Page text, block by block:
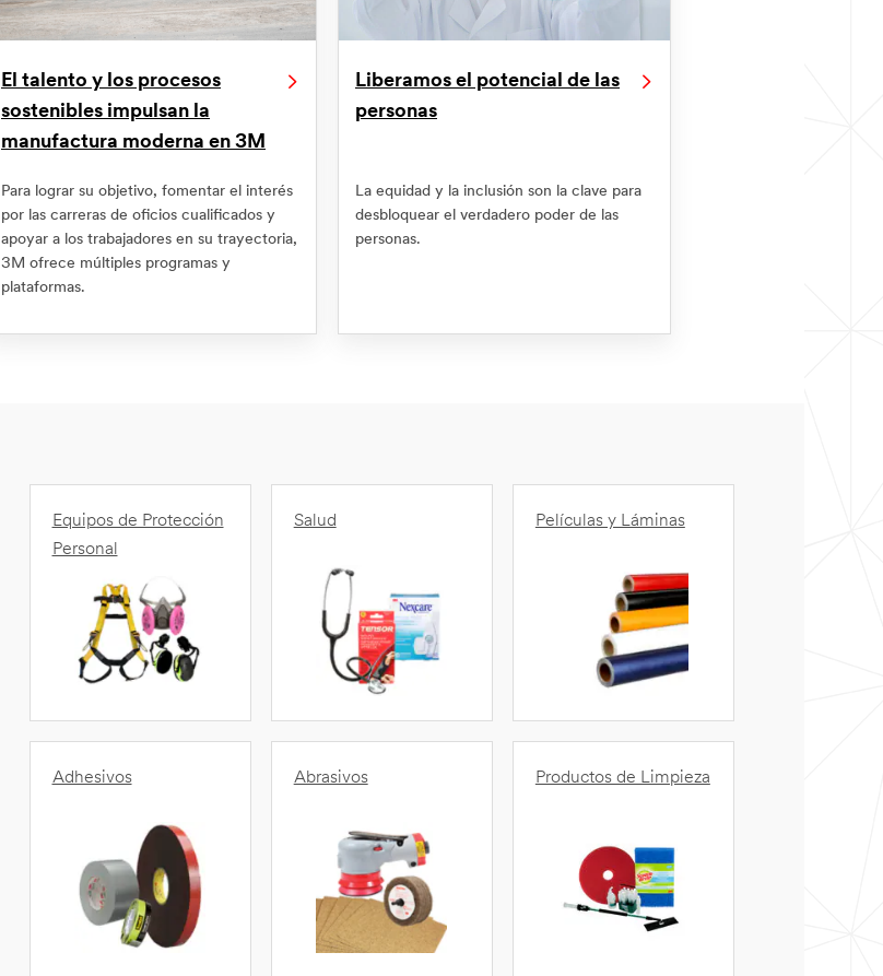
El talento y los procesos
sostenibles impulsan la
manufactura moderna en 3M
Para lograr su objetivo, fomentar el interés
por las carreras de oficios cualificados y
apoyar a los trabajadores en su trayectoria,
3M ofrece múltiples programas y
plataformas.
Liberamos el potencial de las
personas
La equidad y la inclusión son la clave para
desbloquear el verdadero poder de las
personas.
Equipos de Protección
Personal
Salud Películas y Láminas
Adhesivos Abrasivos Productos de Limpieza